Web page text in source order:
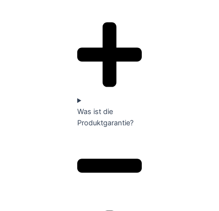
Was ist die
Produktgarantie?